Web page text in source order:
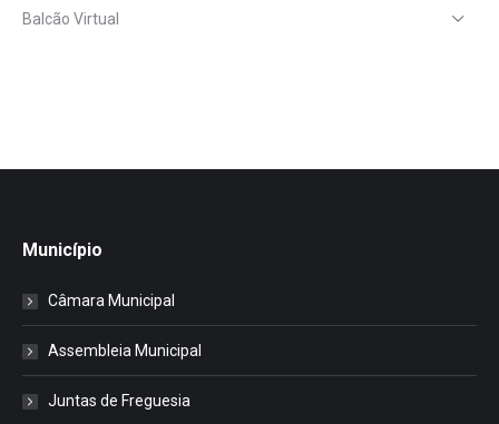
Balcão Virtual
Município
Câmara Municipal
Assembleia Municipal
Juntas de Freguesia